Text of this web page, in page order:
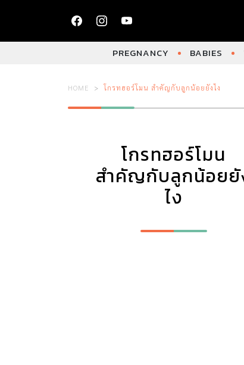
PREGNANCY BABIES
HOME โกรทฮอร์โมน สำคัญกับลูกน้อยยังไง
โกรทฮอร์โมน
สำคัญกับลูกน้อยยั
ไง